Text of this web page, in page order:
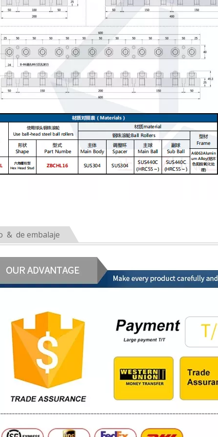
Rodillos de bolas - Espárrago de cabeza hexagonal Poliacetal BCHLJJ BCHLJP BCHP14 18
& de embalaje